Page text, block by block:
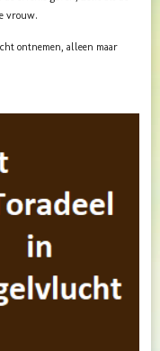
vrouw.
ontnemen, alleen maar